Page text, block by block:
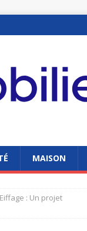
MAISON
: Un projet